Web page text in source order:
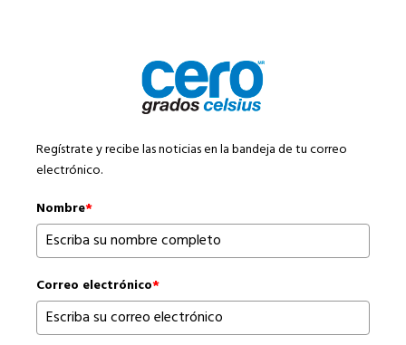
Regístrate y recibe las noticias en la bandeja de tu correo
electrónico.
Nombre*
Correo electrónico*